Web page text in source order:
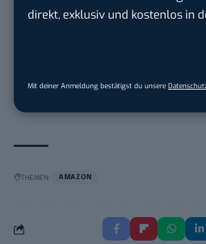
direkt, exklusiv und kostenlos in
Mit deiner Anmeldung bestätigst du unsere
Bosch Gruppe Reutlingen
DIHK | Deutsche Industrie-
THEMEN: AMAZON